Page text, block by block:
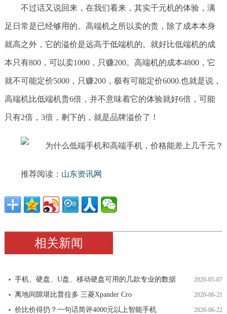
不过话又说回来，在我们看来，其实千元机的体验，满
足日常是已经够用的。高端机之所以卖的贵，除了成本本身
就高之外，它的溢价是远高于低端机的。就好比低端机的成
本只有800，可以卖1000，只赚200。高端机的成本4800，它
就不可能定价5000，只赚200，极有可能定价6000.也就是说，
高端机比低端机贵6倍，并不意味着它的体验就好6倍，可能
只有2倍，3倍，剩下的，就是品牌溢价了！
推荐阅读： 山东资讯网
相关新闻
手机、硬盘、U盘、移动硬盘可用的几款专业的数据 2020-05-07
离地间隙堪比普拉多 三菱Xpander Cro 2020-06-21
价比价得扔？一句话简评4000元以上智能手机 2020-06-22